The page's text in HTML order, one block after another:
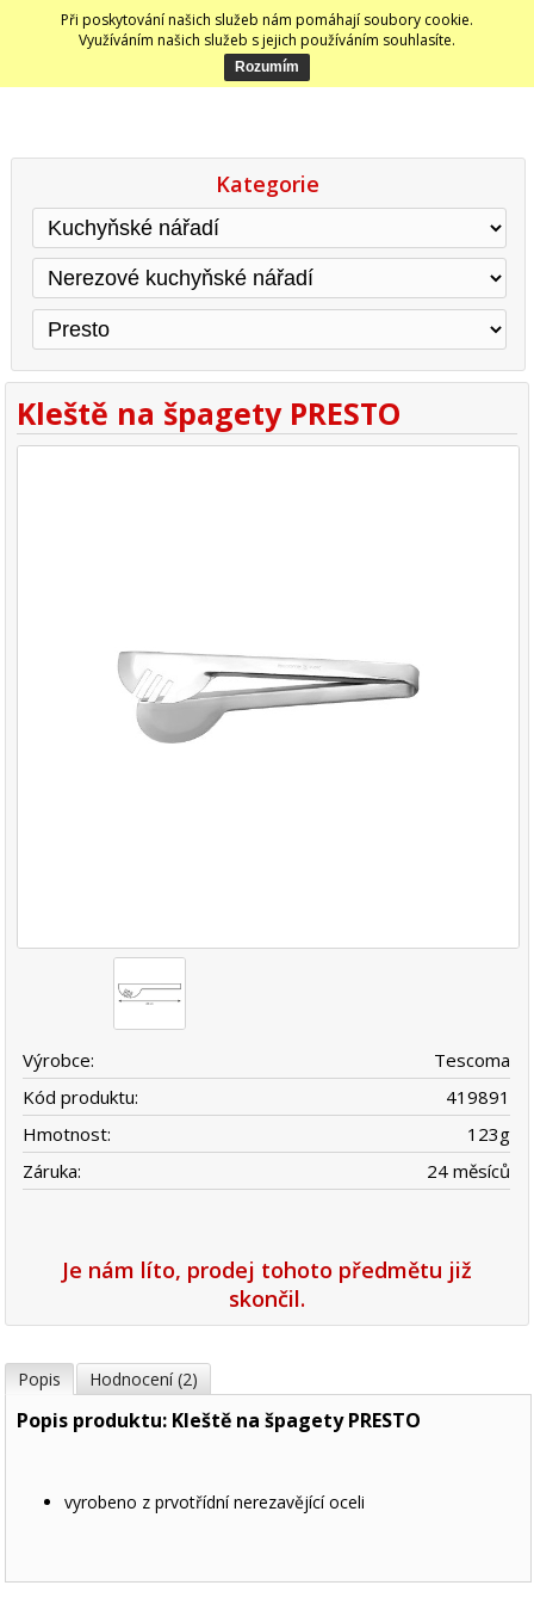
Při poskytování našich služeb nám pomáhají soubory cookie.
Využíváním našich služeb s jejich používáním souhlasíte.
Kategorie
Kleště na špagety PRESTO
Výrobce:
Tescoma
Kód produktu:
419891
Hmotnost:
123g
Záruka:
24 měsíců
Je nám líto, prodej tohoto předmětu již
skončil.
Popis Hodnocení (2)
Popis produktu: Kleště na špagety PRESTO
vyrobeno z prvotřídní nerezavějící oceli